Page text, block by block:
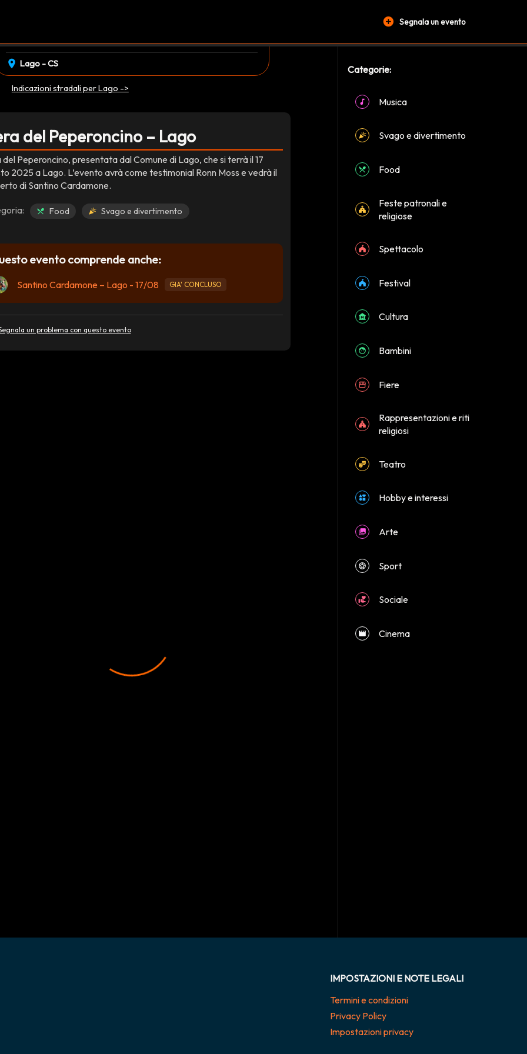
add_circle Segnala un evento
EVENTO CONCLUSO
event_available domenica 17 Agosto
location_on Lago - CS
Indicazioni stradali per Lago ->
del Peperoncino – Lago
del Peperoncino, presentata dal Comune di Lago, che si terrà il 17
2025 a Lago. L’evento avrà come testimonial Ronn Moss e vedrà il
di Santino Cardamone.
Food Svago e divertimento
evento comprende anche:
Santino Cardamone – Lago - 17/08 GIA' CONCLUSO
un problema con questo evento
Categorie:
Musica
Svago e divertimento
Food
Feste patronali e
religiose
Spettacolo
Festival
Cultura
Bambini
Fiere
Rappresentazioni e riti
religiosi
Teatro
Hobby e interessi
Arte
Sport
Sociale
Cinema
IMPOSTAZIONI E NOTE LEGALI
Termini e condizioni
Privacy Policy
Impostazioni privacy